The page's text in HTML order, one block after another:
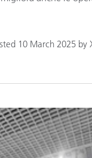
10 March 2025 by